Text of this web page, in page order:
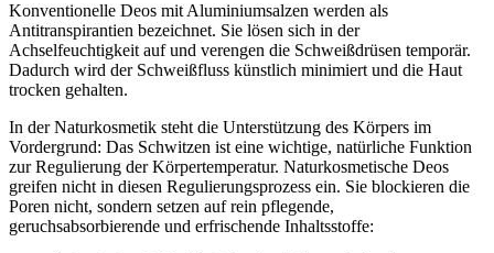
Konventionelle Deos mit Aluminiumsalzen werden als
Antitranspirantien bezeichnet. Sie lösen sich in der
Achselfeuchtigkeit auf und verengen die Schweißdrüsen temporär.
Dadurch wird der Schweißfluss künstlich minimiert und die Haut
trocken gehalten.
In der Naturkosmetik steht die Unterstützung des Körpers im
Vordergrund: Das Schwitzen ist eine wichtige, natürliche Funktion
zur Regulierung der Körpertemperatur. Naturkosmetische Deos
greifen nicht in diesen Regulierungsprozess ein. Sie blockieren die
Poren nicht, sondern setzen auf rein pflegende,
geruchsabsorbierende und erfrischende Inhaltsstoffe: